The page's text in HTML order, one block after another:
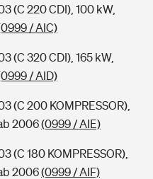
(C 220 CDI), 100 kW,
/ AIC)
(C 320 CDI), 165 kW,
/ AID)
(C 200 KOMPRESSOR),
2006(0999 / AIE)
(C 180 KOMPRESSOR),
2006(0999 / AIF)